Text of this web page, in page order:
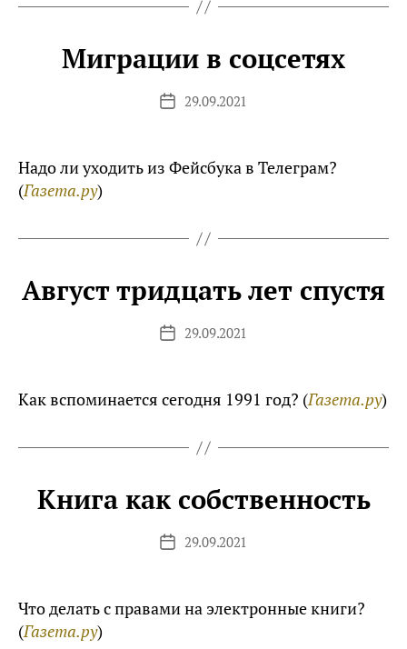
Миграции в соцсетях
Дата29.09.2021
Надо ли уходить из Фейсбука в Телеграм?
(Газета.ру)
Август тридцать лет спустя
Дата29.09.2021
Как вспоминается сегодня 1991 год? (Газета.ру)
Книга как собственность
Дата29.09.2021
Что делать с правами на электронные книги?
(Газета.ру)